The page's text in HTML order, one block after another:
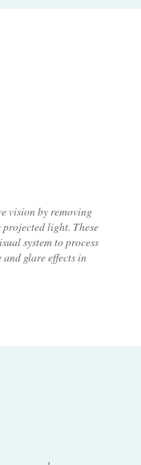
vision by removing
light. These
system to process
glare effects in